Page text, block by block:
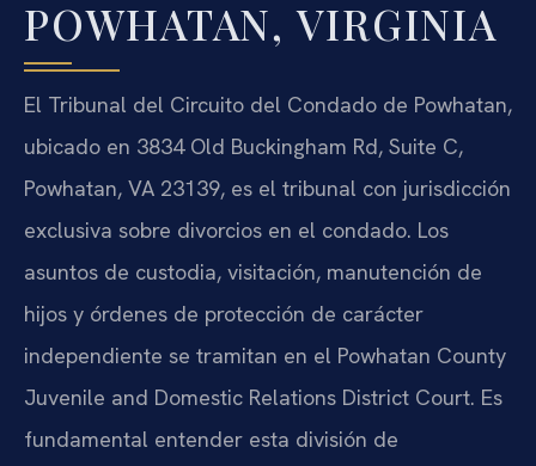
POWHATAN, VIRGINIA
El Tribunal del Circuito del Condado de Powhatan,
ubicado en 3834 Old Buckingham Rd, Suite C,
Powhatan, VA 23139, es el tribunal con jurisdicción
exclusiva sobre divorcios en el condado. Los
asuntos de custodia, visitación, manutención de
hijos y órdenes de protección de carácter
independiente se tramitan en el Powhatan County
Juvenile and Domestic Relations District Court. Es
fundamental entender esta división de